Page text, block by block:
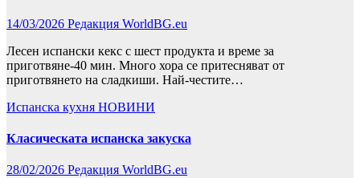
14/03/2026 Редакция WorldBG.eu
Лесен испански кекс с шест продукта и време за
приготвяне-40 мин. Много хора се притесняват от
приготвянето на сладкиши. Най-честите…
Испанска кухня НОВИНИ
Класическата испанска закуска
28/02/2026 Редакция WorldBG.eu